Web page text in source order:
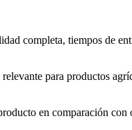
completa, tiempos de
para productos
en comparación con